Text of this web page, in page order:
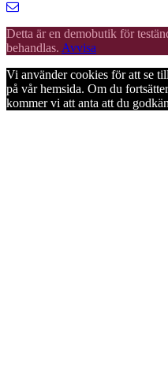
Detta är en demobutik för
behandlas. Avvisa
Vi använder cookies för att se
på vår hemsida. Om du
kommer vi att anta att du